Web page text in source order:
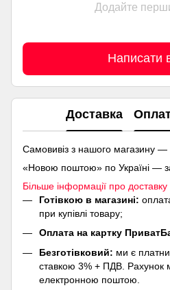
Додайте
Написати
Доставка
Самовивіз з нашого магазину —
«Новою поштою» по Україні —
Більше інформації про доставку
Готівкою в магазині:
при купівлі товару;
Оплата на картку
Безготівковий: ми є
ставкою 3% + ПДВ. Рахунок
електронною поштою.